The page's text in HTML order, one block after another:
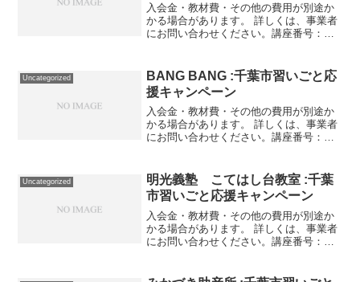
入会金・教材費・その他の費用が別途か
かる場合があります。 詳しくは、事業者
にお問い合わせください。講座番号：
参加人数が1人の場合25...
Uncategorized
BANG BANG :千葉市習いごと応
援キャンペーン
入会金・教材費・その他の費用が別途か
かる場合があります。 詳しくは、事業者
にお問い合わせください。講座番号：
2022/03/31月12回（週3回...
Uncategorized
明光義塾 こてはし台教室 :千葉
市習いごと応援キャンペーン
入会金・教材費・その他の費用が別途か
かる場合があります。 詳しくは、事業者
にお問い合わせください。講座番号：